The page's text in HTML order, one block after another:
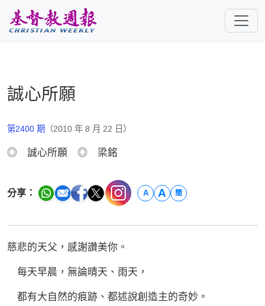
誠心所願
第2400 期 （2010 年 8 月 22 日）
◎ 誠心所願 ◎ 梁銘
分享： A A 簡
慈悲的天父，感謝讚美你。
每天早晨，無論晴天、雨天，
都有大自然的痕跡、都述說創造主的奇妙。